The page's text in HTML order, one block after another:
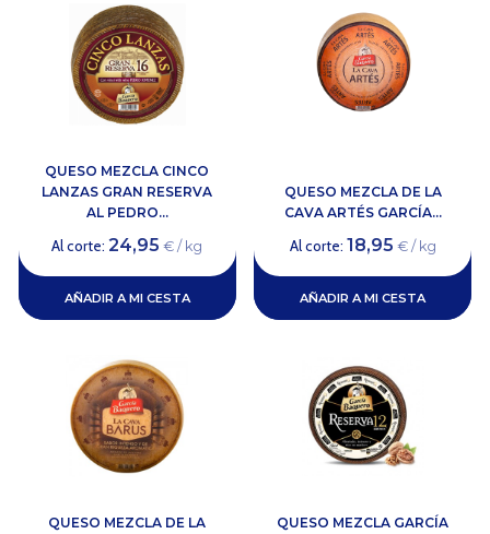
QUESO MEZCLA CINCO
LANZAS GRAN RESERVA
AL PEDRO...
Al corte:24,95 € / kg
AÑADIR A MI CESTA
QUESO MEZCLA DE LA
CAVA ARTÉS GARCÍA...
Al corte: 18,95 € / kg
AÑADIR A MI CESTA
QUESO MEZCLA DE LA
QUESO MEZCLA GARCÍA